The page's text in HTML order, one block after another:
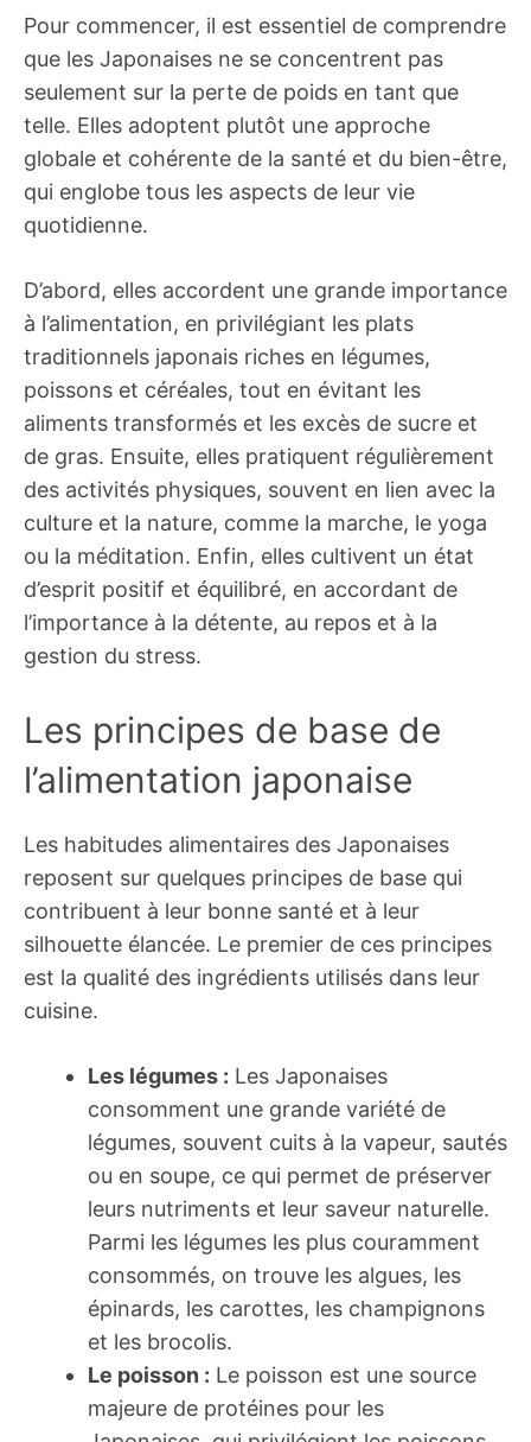
Pour commencer, il est essentiel de comprendre
que les Japonaises ne se concentrent pas
seulement sur la perte de poids en tant que
telle. Elles adoptent plutôt une approche
globale et cohérente de la santé et du bien-être,
qui englobe tous les aspects de leur vie
quotidienne.
D’abord, elles accordent une grande importance
à l’alimentation, en privilégiant les plats
traditionnels japonais riches en légumes,
poissons et céréales, tout en évitant les
aliments transformés et les excès de sucre et
de gras. Ensuite, elles pratiquent régulièrement
des activités physiques, souvent en lien avec la
culture et la nature, comme la marche, le yoga
ou la méditation. Enfin, elles cultivent un état
d’esprit positif et équilibré, en accordant de
l’importance à la détente, au repos et à la
gestion du stress.
Les principes de base de
l’alimentation japonaise
Les habitudes alimentaires des Japonaises
reposent sur quelques principes de base qui
contribuent à leur bonne santé et à leur
silhouette élancée. Le premier de ces principes
est la qualité des ingrédients utilisés dans leur
cuisine.
Les légumes : Les Japonaises
consomment une grande variété de
légumes, souvent cuits à la vapeur, sautés
ou en soupe, ce qui permet de préserver
leurs nutriments et leur saveur naturelle.
Parmi les légumes les plus couramment
consommés, on trouve les algues, les
épinards, les carottes, les champignons
et les brocolis.
Le poisson : Le poisson est une source
majeure de protéines pour les